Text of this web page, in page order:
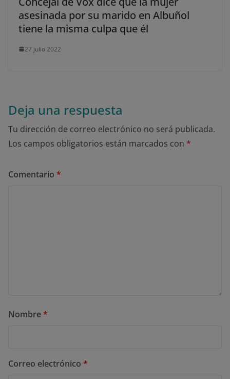
asesinada por su marido en Albuñol
tiene la misma culpa que él
27 julio 2022
Deja una respuesta
Tu dirección de correo electrónico no será publicada.
Los campos obligatorios están marcados con *
Comentario *
Nombre*
Correo electrónico *